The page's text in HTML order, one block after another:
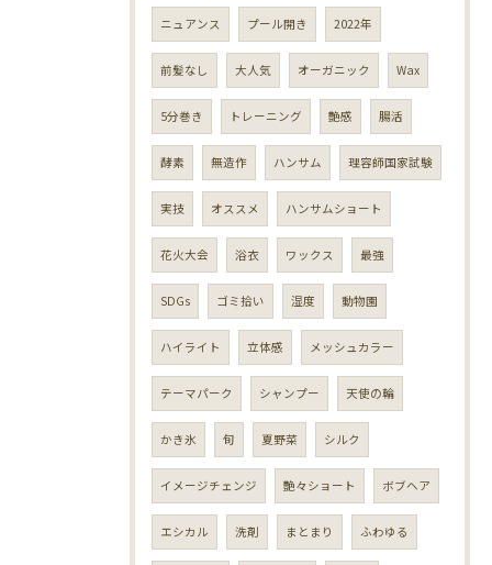
ニュアンス プール開き 2022年
前髪なし 大人気 オーガニック Wax
5分巻き トレーニング 艶感 腸活
酵素 無造作 ハンサム 理容師国家試験
実技 オススメ ハンサムショート
花火大会 浴衣 ワックス 最強
SDGs ゴミ拾い 湿度 動物園
ハイライト 立体感 メッシュカラー
テーマパーク シャンプー 天使の輪
かき氷 旬 夏野菜 シルク
イメージチェンジ 艶々ショート ボブヘア
エシカル 洗剤 まとまり ふわゆる